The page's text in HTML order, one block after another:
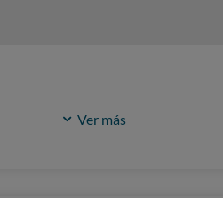
Ver más